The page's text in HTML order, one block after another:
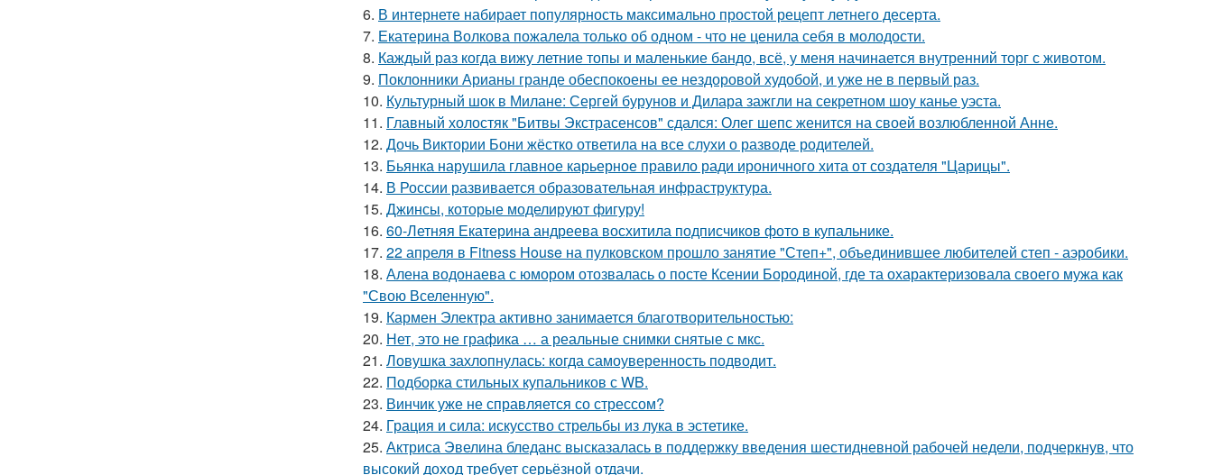
6. В интернете набирает популярность максимально простой рецепт летнего десерта.
7. Екатерина Волкова пожалела только об одном - что не ценила себя в молодости.
8. Каждый раз когда вижу летние топы и маленькие бандо, всё, у меня начинается внутренний торг с животом.
9. Поклонники Арианы гранде обеспокоены ее нездоровой худобой, и уже не в первый раз.
10. Культурный шок в Милане: Сергей бурунов и Дилара зажгли на секретном шоу канье уэста.
11. Главный холостяк "Битвы Экстрасенсов" сдался: Олег шепс женится на своей возлюбленной Анне.
12. Дочь Виктории Бони жёстко ответила на все слухи о разводе родителей.
13. Бьянка нарушила главное карьерное правило ради ироничного хита от создателя "Царицы".
14. В России развивается образовательная инфраструктура.
15. Джинсы, которые моделируют фигуру!
16. 60-Летняя Екатерина андреева восхитила подписчиков фото в купальнике.
17. 22 апреля в Fitness House на пулковском прошло занятие "Степ+", объединившее любителей степ - аэробики.
18. Алена водонаева с юмором отозвалась о посте Ксении Бородиной, где та охарактеризовала своего мужа как
"Свою Вселенную".
19. Кармен Электра активно занимается благотворительностью:
20. Нет, это не графика … а реальные снимки снятые с мкс.
21. Ловушка захлопнулась: когда самоуверенность подводит.
22. Подборка стильных купальников с WB.
23. Винчик уже не справляется со стрессом?
24. Грация и сила: искусство стрельбы из лука в эстетике.
25. Актриса Эвелина бледанс высказалась в поддержку введения шестидневной рабочей недели, подчеркнув, что
высокий доход требует серьёзной отдачи.